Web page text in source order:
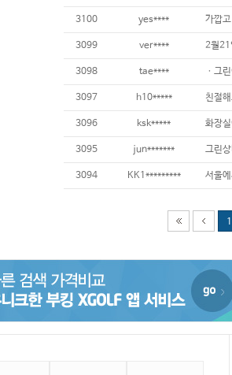
3100 yes**** 가깝
3099 ver****
3098 tae****
3097 h10***** 친절
3096 ksk*****
3095 jun*******
3094 KK1*********
1